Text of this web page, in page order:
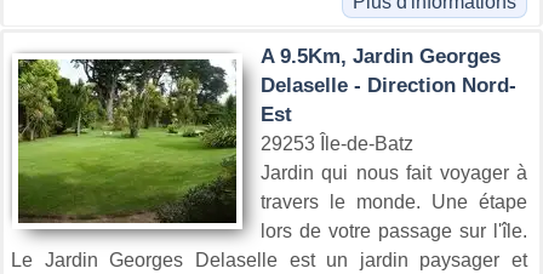
A 9.5Km, Jardin Georges
Delaselle - Direction Nord-
Est
29253 Île-de-Batz
Jardin qui nous fait voyager à
travers le monde. Une étape
lors de votre passage sur l'île.
Le Jardin Georges Delaselle est un jardin paysager et